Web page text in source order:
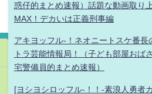
惑仔的まとめ速報）話題な動画取り
MAX！デカいは正義刑事編
アキヨッフル-！ネオニートスケ番長
トラ芸能情報局！（子ども部屋おば
宅警備員的まとめ速報）
[ヨシヨシロッフル-！！-素浪人勇者